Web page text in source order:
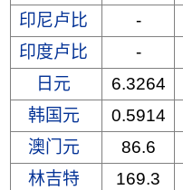
印尼卢比
-
印度卢比
-
日元
6.3264
韩国元
0.5914
澳门元
86.6
林吉特
169.3